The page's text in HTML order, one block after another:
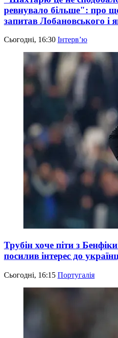
ревнувало більше": про
запитав Лобановського і
Сьогодні, 16:30 Інтерв’ю
Трубін хоче піти з
посилив інтерес до
Сьогодні, 16:15 Португалія